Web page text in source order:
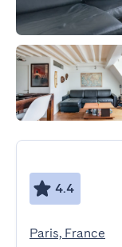
4.4
Paris, France